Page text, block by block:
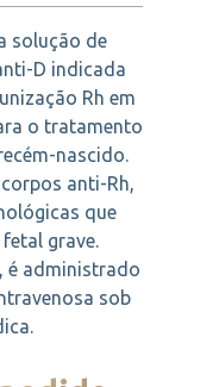
negativa
ao
solução de
D indicada
Rh em
o tratamento
nascido.
anti-Rh,
que
grave.
é administrado
sob